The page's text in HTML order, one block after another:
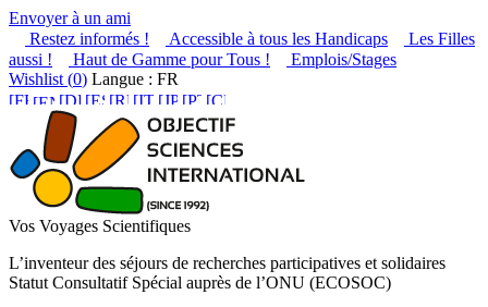
Envoyer à un ami
Restez informés !
Accessible à tous les Handicaps
Les Filles
aussi !
Haut de Gamme pour Tous !
Emplois/Stages
Wishlist (0) Langue : FR
Vos Voyages Scientifiques
L’inventeur des séjours de recherches participatives et solidaires
Statut Consultatif Spécial auprès de l’ONU (ECOSOC)